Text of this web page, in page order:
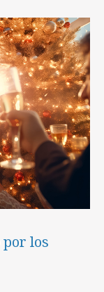
por los